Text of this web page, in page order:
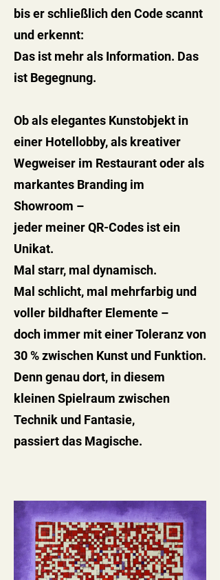
bis er schließlich den Code scannt
und erkennt:
Das ist mehr als Information. Das
ist Begegnung.
Ob als elegantes Kunstobjekt in
einer Hotellobby, als kreativer
Wegweiser im Restaurant oder als
markantes Branding im
Showroom –
jeder meiner QR-Codes ist ein
Unikat.
Mal starr, mal dynamisch.
Mal schlicht, mal mehrfarbig und
voller bildhafter Elemente –
doch immer mit einer Toleranz von
30 % zwischen Kunst und Funktion.
Denn genau dort, in diesem
kleinen Spielraum zwischen
Technik und Fantasie,
passiert das Magische.